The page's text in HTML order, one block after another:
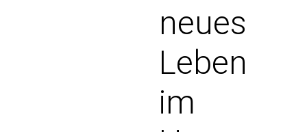
neues
Leben
im